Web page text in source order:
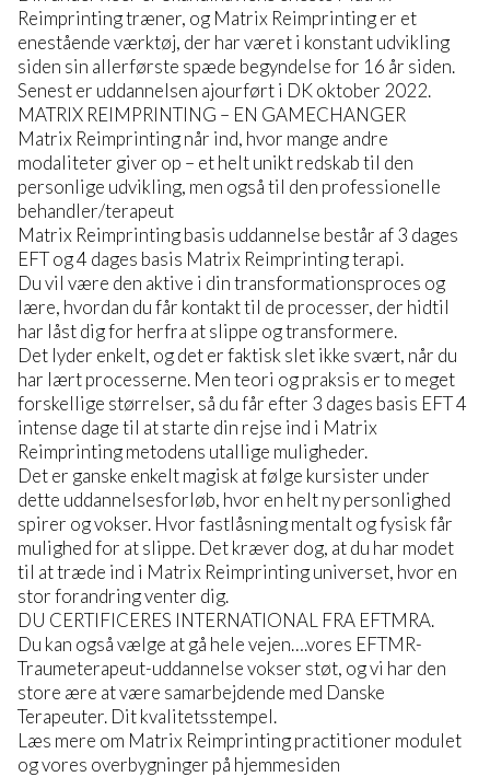
Reimprinting træner, og Matrix Reimprinting er et
enestående værktøj, der har været i konstant udvikling
siden sin allerførste spæde begyndelse for 16 år siden.
Senest er uddannelsen ajourført i DK oktober 2022.
MATRIX REIMPRINTING – EN GAMECHANGER
Matrix Reimprinting når ind, hvor mange andre
modaliteter giver op – et helt unikt redskab til den
personlige udvikling, men også til den professionelle
behandler/terapeut
Matrix Reimprinting basis uddannelse består af 3 dages
EFT og 4 dages basis Matrix Reimprinting terapi.
Du vil være den aktive i din transformationsproces og
lære, hvordan du får kontakt til de processer, der hidtil
har låst dig for herfra at slippe og transformere.
Det lyder enkelt, og det er faktisk slet ikke svært, når du
har lært processerne. Men teori og praksis er to meget
forskellige størrelser, så du får efter 3 dages basis EFT 4
intense dage til at starte din rejse ind i Matrix
Reimprinting metodens utallige muligheder.
Det er ganske enkelt magisk at følge kursister under
dette uddannelsesforløb, hvor en helt ny personlighed
spirer og vokser. Hvor fastlåsning mentalt og fysisk får
mulighed for at slippe. Det kræver dog, at du har modet
til at træde ind i Matrix Reimprinting universet, hvor en
stor forandring venter dig.
DU CERTIFICERES INTERNATIONAL FRA EFTMRA.
Du kan også vælge at gå hele vejen….vores EFTMR-
Traumeterapeut-uddannelse vokser støt, og vi har den
store ære at være samarbejdende med Danske
Terapeuter. Dit kvalitetsstempel.
Læs mere om Matrix Reimprinting practitioner modulet
og vores overbygninger på hjemmesiden